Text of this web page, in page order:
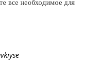
все необходимое для